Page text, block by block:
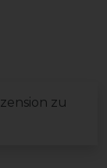
zu